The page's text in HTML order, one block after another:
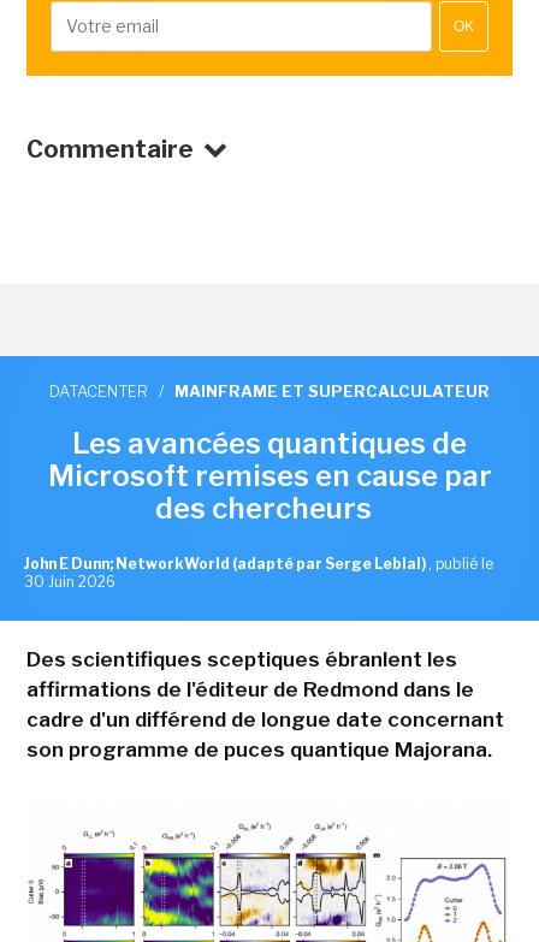
OK
Commentaire
DATACENTER / MAINFRAME ET SUPERCALCULATEUR
Les avancées quantiques de
Microsoft remises en cause par
des chercheurs
John E Dunn; NetworkWorld (adapté par Serge Leblal) , publié le
30 Juin 2026
Des scientifiques sceptiques ébranlent les
affirmations de l'éditeur de Redmond dans le
cadre d'un différend de longue date concernant
son programme de puces quantique Majorana.